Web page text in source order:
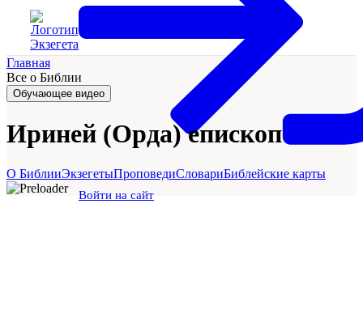
Войти на сайт
Главная
Все о Библии
Обучающее видео
Ириней (Орда) епископ
О БиблииЭкзегетыПроповедиСловариБиблейские карты